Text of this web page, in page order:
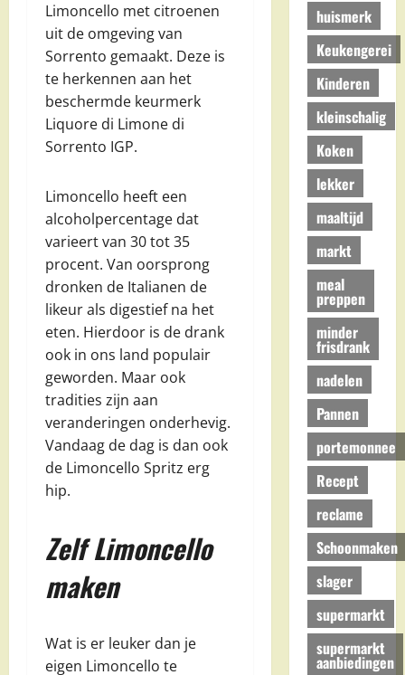
Limoncello met citroenen
uit de omgeving van
Sorrento gemaakt. Deze is
te herkennen aan het
beschermde keurmerk
Liquore di Limone di
Sorrento IGP.
Limoncello heeft een
alcoholpercentage dat
varieert van 30 tot 35
procent. Van oorsprong
dronken de Italianen de
likeur als digestief na het
eten. Hierdoor is de drank
ook in ons land populair
geworden. Maar ook
tradities zijn aan
veranderingen onderhevig.
Vandaag de dag is dan ook
de Limoncello Spritz erg
hip.
Zelf Limoncello
maken
Wat is er leuker dan je
eigen Limoncello te
huismerk
Keukengerei
Kinderen
kleinschalig
Koken
lekker
maaltijd
markt
meal
preppen
minder
frisdrank
nadelen
Pannen
portemonnee
Recept
reclame
Schoonmaken
slager
supermarkt
supermarkt
aanbiedingen